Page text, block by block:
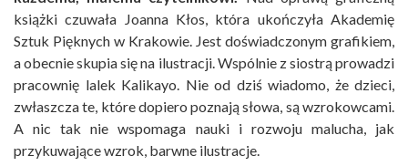
książki czuwała Joanna Kłos, która ukończyła Akademię
Sztuk Pięknych w Krakowie. Jest doświadczonym grafikiem,
a obecnie skupia się na ilustracji. Wspólnie z siostrą prowadzi
pracownię lalek Kalikayo. Nie od dziś wiadomo, że dzieci,
zwłaszcza te, które dopiero poznają słowa, są wzrokowcami.
A nic tak nie wspomaga nauki i rozwoju malucha, jak
przykuwające wzrok, barwne ilustracje.